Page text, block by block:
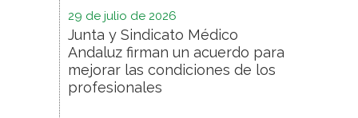
29 de julio de 2026
Junta y Sindicato Médico
Andaluz firman un acuerdo para
mejorar las condiciones de los
profesionales